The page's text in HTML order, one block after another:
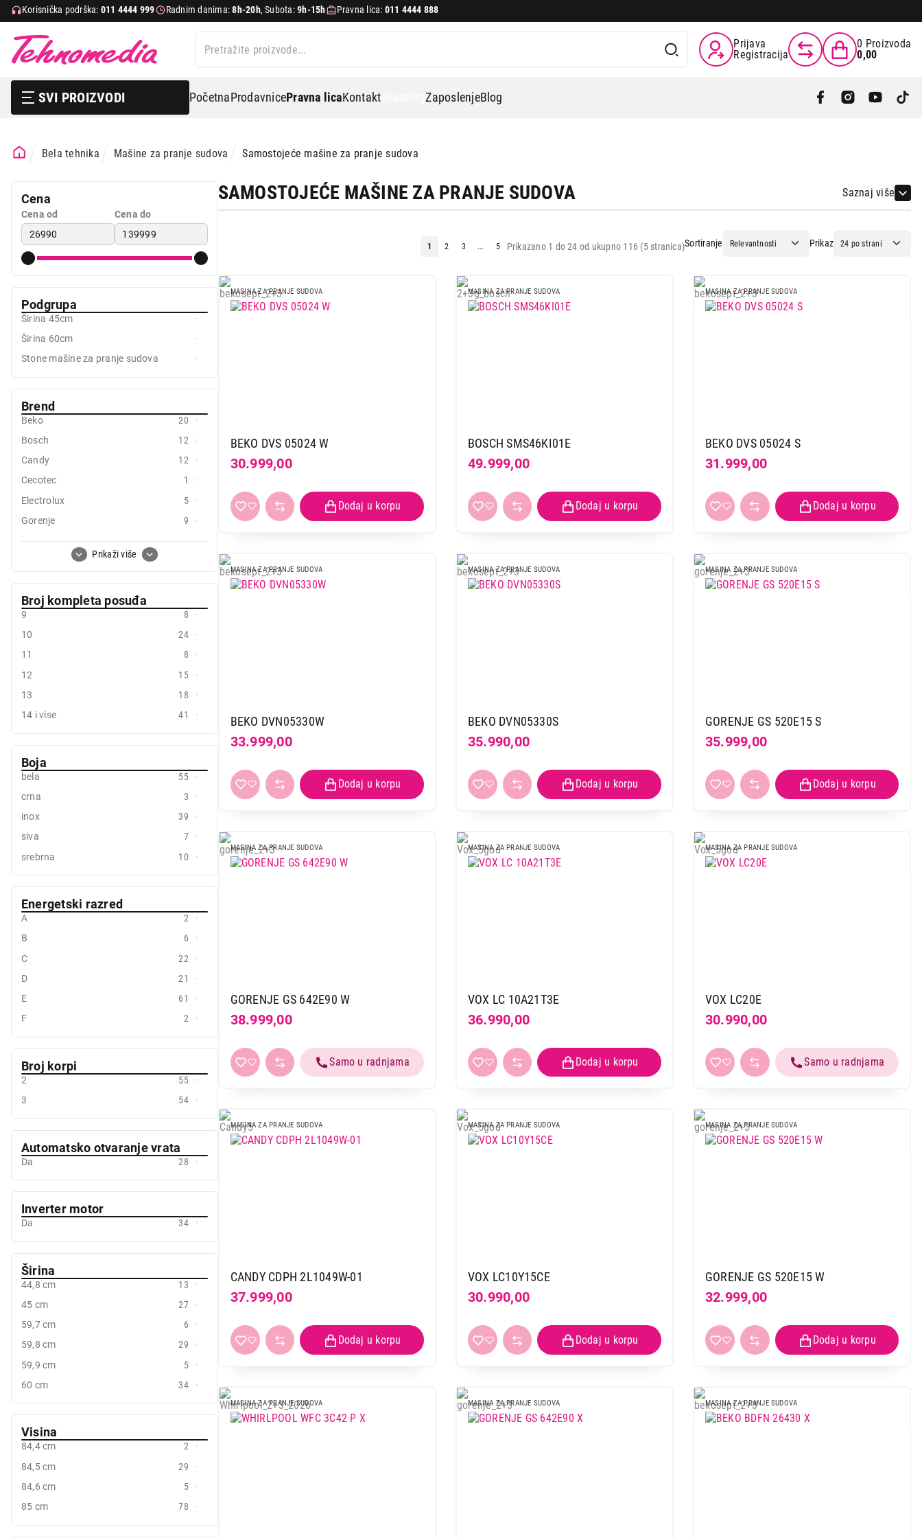
Korisnička podrška: 011 4444 999 Radnim danima:8h-20h, Subota:9h-15h Pravna lica: 011 4444 888
Prijava
Registracija
0 Proizvoda
0,00
SVI PROIZVODI PočetnaProdavnicePravna licaKontakt eKatalogZaposlenjeBlog
Bela tehnika
TV, audio, video i foto
IT & Gaming
Mobilni telefoni i tableti
Mali kućni aparati
Mali kuhinjski aparati
Grejanje i hlađenje
Nega tela, lepota i zdravlje
Sport i putovanje
Sve za kuću i baštu
Vesa
Bela tehnika Mašine za pranje sudova Samostojeće mašine za pranje sudova
Cena
Cena od Cena do
Podgrupa
Širina 45cm
Širina 60cm
Stone mašine za pranje sudova
Brend
Prikaži više
Beko
20
Bosch
12
Candy
12
Cecotec
1
Electrolux
5
Gorenje
9
Haier
5
Koncar
11
Midea
Miele
5
Tesla
1
Vivax
4
Vox
22
Whirlpool
4
Broj kompleta posuđa
9
8
10
24
11
8
12
15
13
18
14 i vise
41
Boja
bela
55
crna
3
inox
39
siva
7
srebrna
10
Energetski razred
A
2
B
6
C
22
D
21
E
61
F
2
Broj korpi
2
55
3
54
Automatsko otvaranje vrata
Da 28
Inverter motor
Da 34
Širina
44,8 cm
13
45 cm
27
59,7 cm
6
59,8 cm
29
59,9 cm
5
60 cm
34
Visina
84,4 cm
2
84,5 cm
29
84,6 cm
5
85 cm
78
SAMOSTOJEĆE MAŠINE ZA PRANJE SUDOVA Saznaj više
Sortiranje Prikaz
Prikazano 1 do 24 od ukupno 116 (5 stranica)
1 2 3 ... 5
MASINA ZA PRANJE SUDOVA
BEKO DVS 05024 W
30.999,00
MASINA ZA PRANJE SUDOVA
BOSCH SMS46KI01E
49.999,00
MASINA ZA PRANJE SUDOVA
BEKO DVS 05024 S
31.999,00
MASINA ZA PRANJE SUDOVA
BEKO DVN05330W
33.999,00
MASINA ZA PRANJE SUDOVA
BEKO DVN05330S
35.990,00
MASINA ZA PRANJE SUDOVA
GORENJE GS 520E15 S
35.999,00
MASINA ZA PRANJE SUDOVA
GORENJE GS 642E90 W
38.999,00
MASINA ZA PRANJE SUDOVA
VOX LC 10A21T3E
36.990,00
MASINA ZA PRANJE SUDOVA
VOX LC20E
30.990,00
MASINA ZA PRANJE SUDOVA
CANDY CDPH 2L1049W-01
37.999,00
MASINA ZA PRANJE SUDOVA
VOX LC10Y15CE
30.990,00
MASINA ZA PRANJE SUDOVA
GORENJE GS 520E15 W
32.999,00
MASINA ZA PRANJE SUDOVA MASINA ZA PRANJE SUDOVA MASINA ZA PRANJE SUDOVA